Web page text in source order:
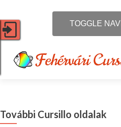
TOGGLE
Kiket vár a
További Cursillo oldalak